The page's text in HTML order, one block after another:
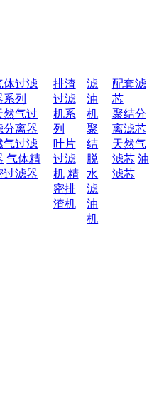
体过滤
系列
然气过
分离器
气过滤
气体精
过滤器
排渣
过滤
机系
列
叶片
过滤
机 精
密排
渣机
滤
油
机
聚
结
脱
水
滤
油
机
配套滤
芯
聚结分
离滤芯
天然气
滤芯 油
滤芯